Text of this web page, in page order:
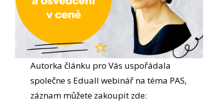
Autorka článku pro Vás uspořádala
společne s Eduall webinář na téma PAS,
záznam můžete zakoupit zde: